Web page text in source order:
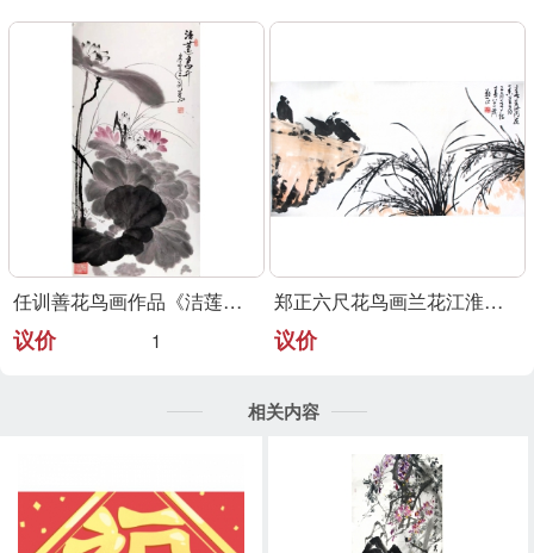
任训善花鸟画作品《洁莲高升》
议价 1
郑正六尺花鸟画兰花江淮大写意代表
议价
相关内容